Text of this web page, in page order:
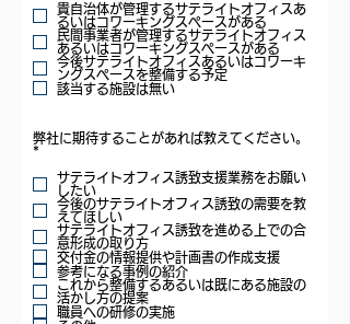
q
u
r
e
貴自治体が管理するサテライトオフィスあ
るいはコワーキングスペースがある
民間事業者が管理するサテライトオフィス
あるいはコワーキングスペースがある
今後サテライトオフィスあるいはコワーキ
ングスペースを整備する予定
該当する施設は無い
弊社に期待することがあれば教えてください。
*
q
u
i
r
e
d
サテライトオフィス誘致支援業務をお願い
したい
今後のサテライトオフィス誘致の需要を教
えてほしい
サテライトオフィス誘致を進める上での合
意形成の取り方
交付金の情報提供や計画書の作成支援
参考になる事例の紹介
これから整備するあるいは既にある施設の
活かし方の提案
職員への研修の実施